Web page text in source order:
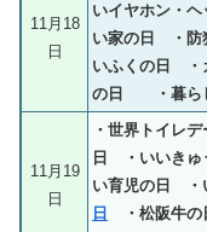
11月18
日
いイヤホン・
い家の日 ・防
いふくの日 ・
の日 ・暮ら
11月19
日
・世界トイレ
日 ・いいきゅ
い育児の日 ・
日
・松阪牛の